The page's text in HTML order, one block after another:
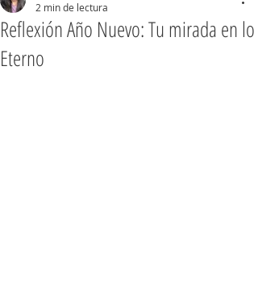
Reflexión Año Nuevo: Tu mirada en lo
Eterno
2 min de lectura